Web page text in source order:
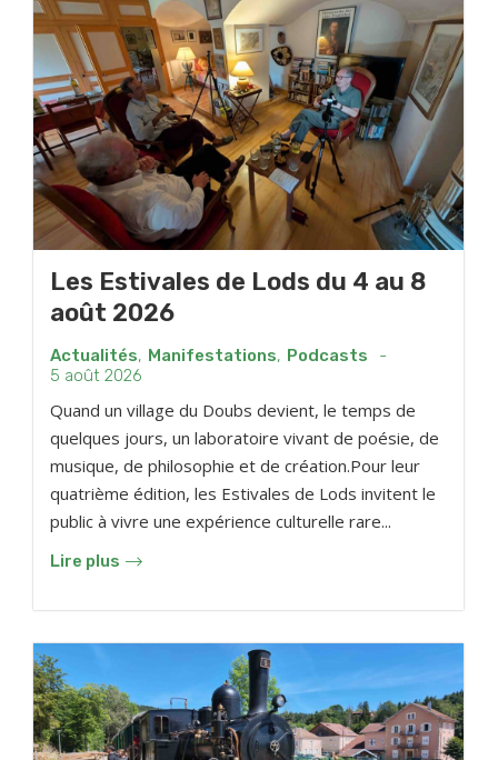
Les Estivales de Lods du 4 au 8
août 2026
Actualités, Manifestations, Podcasts
-
5 août 2026
Quand un village du Doubs devient, le temps de
quelques jours, un laboratoire vivant de poésie, de
musique, de philosophie et de création.Pour leur
quatrième édition, les Estivales de Lods invitent le
public à vivre une expérience culturelle rare...
Lire plus